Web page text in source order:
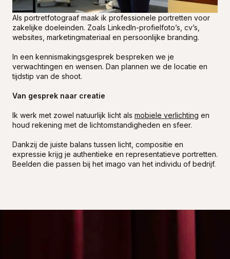
Als portretfotograaf maak ik professionele portretten voor
zakelijke doeleinden. Zoals LinkedIn-profielfoto’s, cv’s,
websites, marketingmateriaal en persoonlijke branding.
In een kennismakingsgesprek bespreken we je
verwachtingen en wensen. Dan plannen we de locatie en
tijdstip van de shoot.
Van gesprek naar creatie
Ik werk met zowel natuurlijk licht als mobiele verlichting en
houd rekening met de lichtomstandigheden en sfeer.
Dankzij de juiste balans tussen licht, compositie en
expressie krijg je authentieke en representatieve portretten.
Beelden die passen bij het imago van het individu of bedrijf.